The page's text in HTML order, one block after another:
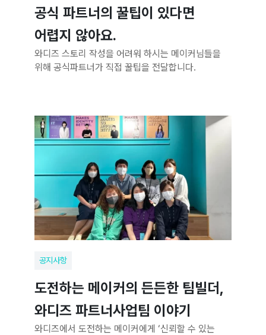
공식 파트너의 꿀팁이 있다면
어렵지 않아요.
와디즈 스토리 작성을 어려워 하시는 메이커님들을
위해 공식파트너가 직접 꿀팁을 전달합니다.
공지사항
도전하는 메이커의 든든한 팀빌더,
와디즈 파트너사업팀 이야기
와디즈에서 도전하는 메이커에게 ‘신뢰할 수 있는